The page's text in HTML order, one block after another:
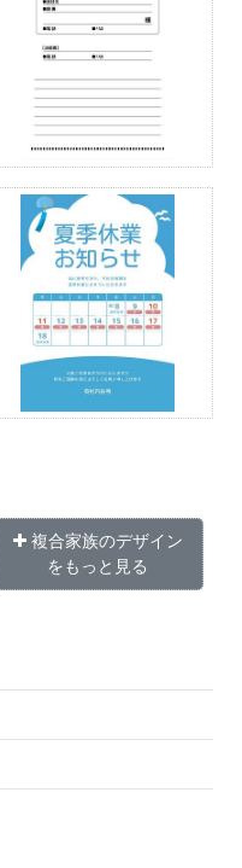
複合家族のデザイン
をもっと見る